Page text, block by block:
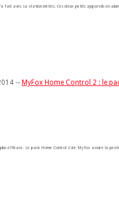
fait avec sa station météo. Ces deux petits appareils en
-- MyFox Home Control 2 : le
efficace. Le pack Home Control 2 de Myfox assure la